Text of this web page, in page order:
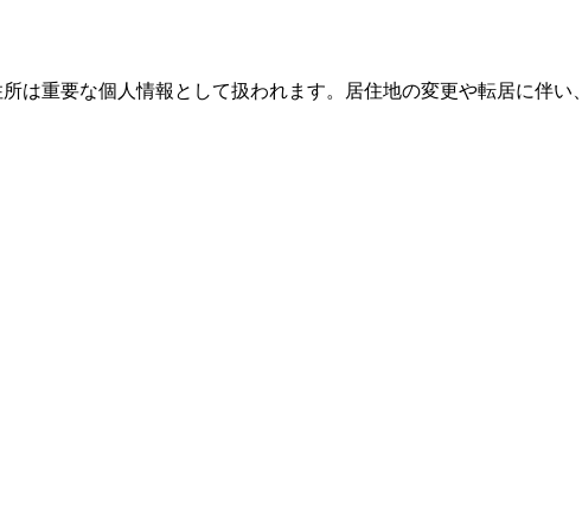
は重要な個人情報として扱われます。居住地の変更や転居に伴